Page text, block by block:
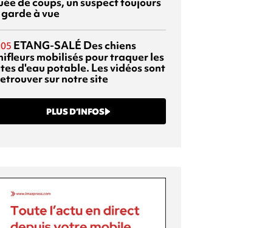
à vue
ETANG-SALÉ Des chiens
mobilisés pour traquer les
d'eau potable. Les vidéos sont
sur notre site
PLUS D’INFOS